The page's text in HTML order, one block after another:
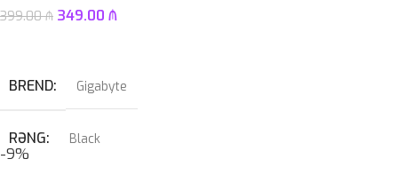
EKRAN 12.2″ 2K Touch
512GB
HDD
399.00₼ 349.00 ₼
BREND Gigabyte
RƏNG Black
-9%